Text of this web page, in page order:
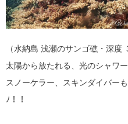
（水納島 浅瀬のサンゴ礁・深度
太陽から放たれる、光のシャワ
スノーケラー、スキンダイバー
ﾉ！！